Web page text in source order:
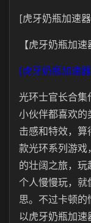
[虎牙奶瓶加速
【虎牙奶瓶加
[虎牙奶瓶加速
光环士官长合
小伙伴都喜欢的
击感和特效，
款光环系列游戏
的壮阔之旅，
个人慢慢玩，就
思。不过卡顿
以虎牙奶瓶加速